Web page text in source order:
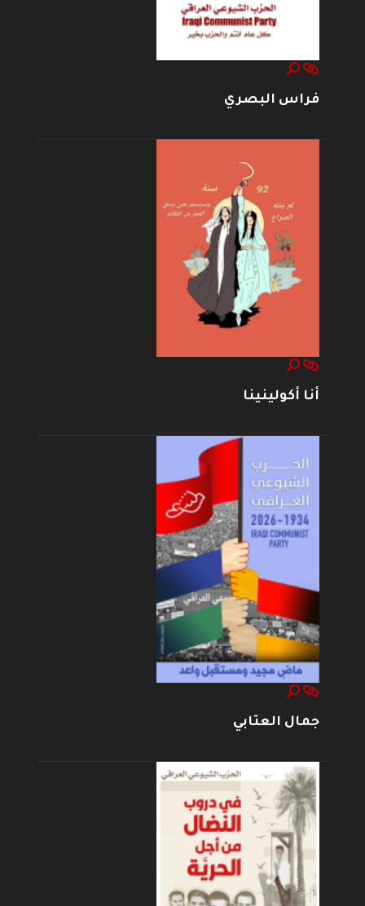
فراس البصري
أنا أكولينينا
جمال العتابي